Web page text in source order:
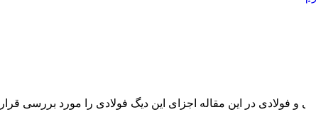
و فولادی در این مقاله اجزای این دیگ فولادی را مورد بررسی